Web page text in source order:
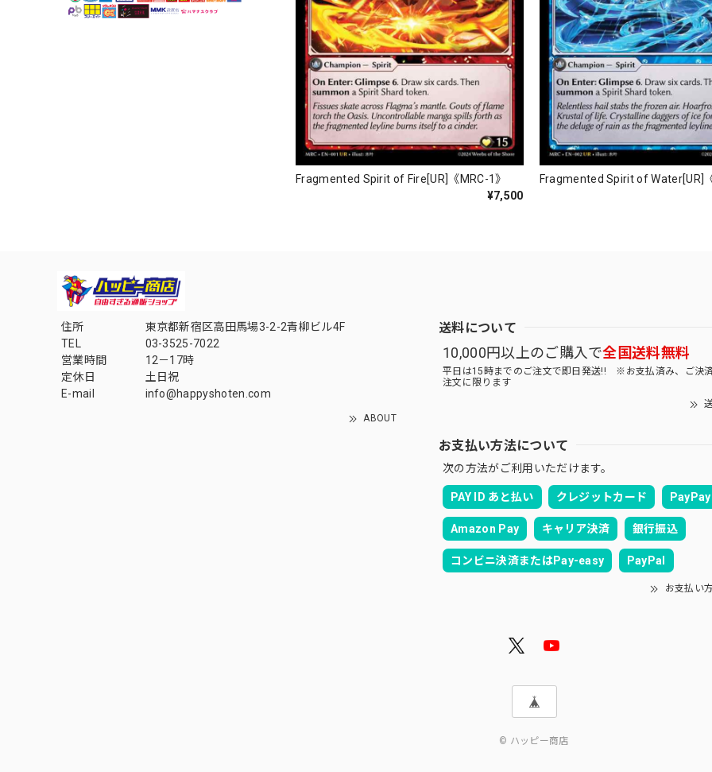
Fragmented Spirit of Fire[UR]《MRC-1》
¥7,500
Fragmented Spirit of Water[UR]
住所
東京都新宿区高田馬場3-2-2青柳ビル4F
TEL
03-3525-7022
営業時間
12－17時
定休日
土日祝
E-mail
info@happyshoten.com
ABOUT
送料について
10,000円以上のご購入で全国送料無料
平日は15時までのご注文で即日発送!! ※お支払済み、ご決
注文に限ります
お支払い方法について
次の方法がご利用いただけます。
PAY ID あと払い クレジットカード PayPay
Amazon Pay キャリア決済 銀行振込
コンビニ決済またはPay-easy PayPal
お支払い
© ハッピー商店